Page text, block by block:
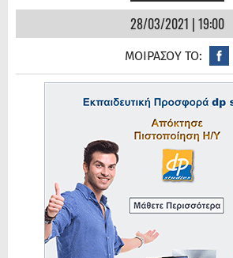
28/03/2021 | 19:00
ΜΟΙΡΑΣΟΥ ΤΟ: